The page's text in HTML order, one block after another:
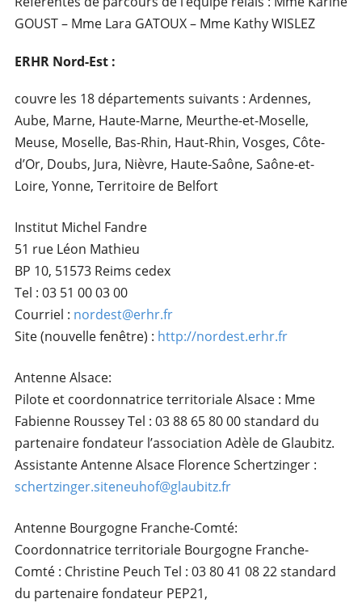
GOUST – Mme Lara GATOUX – Mme Kathy WISLEZ
ERHR Nord-Est :
couvre les 18 départements suivants : Ardennes,
Aube, Marne, Haute-Marne, Meurthe-et-Moselle,
Meuse, Moselle, Bas-Rhin, Haut-Rhin, Vosges, Côte-
d’Or, Doubs, Jura, Nièvre, Haute-Saône, Saône-et-
Loire, Yonne, Territoire de Belfort
Institut Michel Fandre
51 rue Léon Mathieu
BP 10, 51573 Reims cedex
Tel : 03 51 00 03 00
Courriel : nordest@erhr.fr
Site (nouvelle fenêtre) : http://nordest.erhr.fr
Antenne Alsace:
Pilote et coordonnatrice territoriale Alsace : Mme
Fabienne Roussey Tel : 03 88 65 80 00 standard du
partenaire fondateur l’association Adèle de Glaubitz.
Assistante Antenne Alsace Florence Schertzinger :
schertzinger.siteneuhof@glaubitz.fr
Antenne Bourgogne Franche-Comté:
Coordonnatrice territoriale Bourgogne Franche-
Comté : Christine Peuch Tel : 03 80 41 08 22 standard
du partenaire fondateur PEP21,